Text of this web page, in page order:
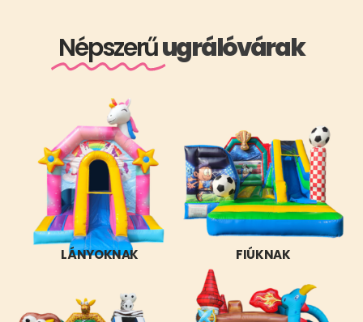
Népszerűugrálóvárak
LÁNYOKNAK FIÚKNAK